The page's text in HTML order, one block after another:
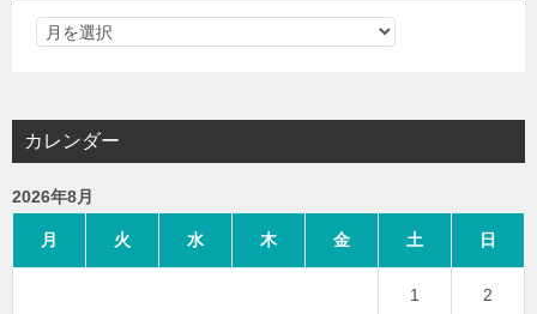
カレンダー
2026年8月
月 火 水 木 金 土 日
1 2